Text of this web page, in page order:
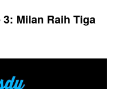
Milan Raih Tiga